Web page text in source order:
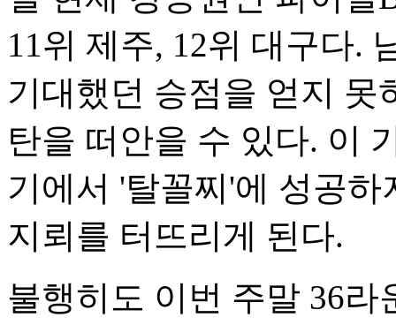
11위 제주, 12위 대구다.
기대했던 승점을 얻지 못
탄을 떠안을 수 있다. 이
기에서 '탈꼴찌'에 성공
지뢰를 터뜨리게 된다.
불행히도 이번 주말 36